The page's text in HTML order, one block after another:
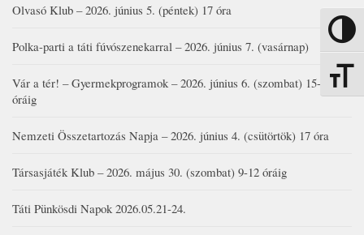
Nagy
Olvasó Klub – 2026. június 5. (péntek) 17 óra
Polka-parti a táti fúvószenekarral – 2026. június 7. (vasárnap)
Vár a tér! – Gyermekprogramok – 2026. június 6. (szombat) 15-19
óráig
Nemzeti Összetartozás Napja – 2026. június 4. (csütörtök) 17 óra
Társasjáték Klub – 2026. május 30. (szombat) 9-12 óráig
Táti Pünkösdi Napok 2026.05.21-24.